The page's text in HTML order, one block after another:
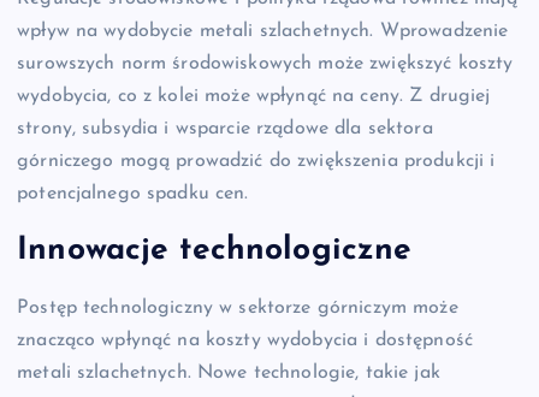
wpływ na wydobycie metali szlachetnych. Wprowadzenie
surowszych norm środowiskowych może zwiększyć koszty
wydobycia, co z kolei może wpłynąć na ceny. Z drugiej
strony, subsydia i wsparcie rządowe dla sektora
górniczego mogą prowadzić do zwiększenia produkcji i
potencjalnego spadku cen.
Innowacje technologiczne
Postęp technologiczny w sektorze górniczym może
znacząco wpłynąć na koszty wydobycia i dostępność
metali szlachetnych. Nowe technologie, takie jak